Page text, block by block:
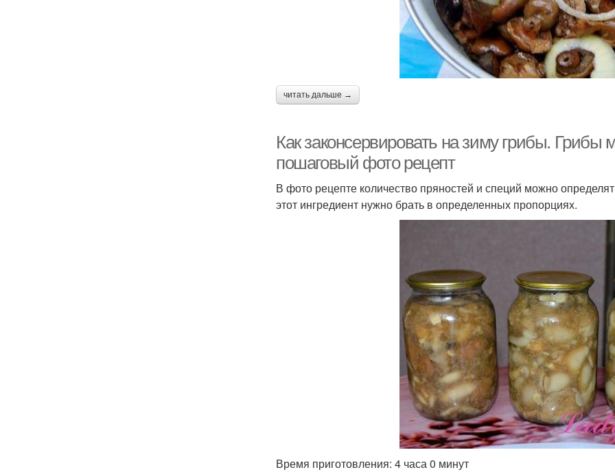
читать дальше →
Как законсервировать на зиму грибы.
пошаговый фото рецепт
В фото рецепте количество пряностей и специй можно
этот ингредиент нужно брать в определенных пропорциях.
Время приготовления: 4 часа 0 минут